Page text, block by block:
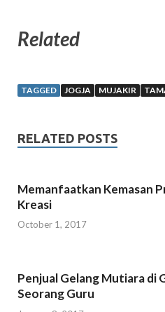
Related
TAGGED JOGJA MUJAKIR
RELATED POSTS
Memanfaatkan Kemasan
Kreasi
October 1, 2017
Penjual Gelang Mutiara di
Seorang Guru